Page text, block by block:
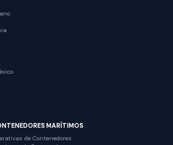
MARÍTIMOS
de Contenedores